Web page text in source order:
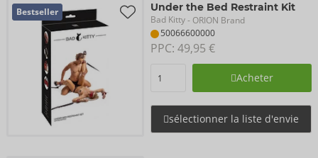
Bestseller Under the Bed Restraint Kit
Bad Kitty- ORION Brand
50066600000
PPC: 49,95 €
Acheter
sélectionner la liste d'envie